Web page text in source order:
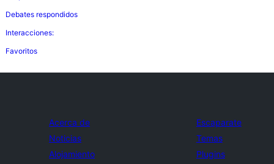
Debates respondidos
Interacciones:
Favoritos
Acerca de
Noticias
Alojamiento
Escaparate
Temas
Plugins